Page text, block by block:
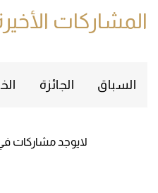
المشاركات
السباق الجائزة
لايوجد مشاركات